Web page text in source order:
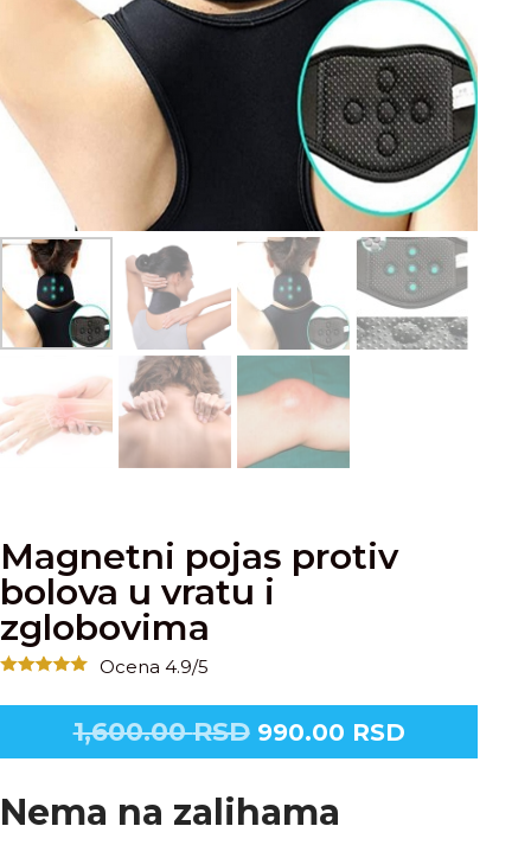
Magnetni pojas protiv
bolova u vratu i
zglobovima
Ocena 4.9/5
1,600.00RSD 990.00 RSD
Nema na zalihama